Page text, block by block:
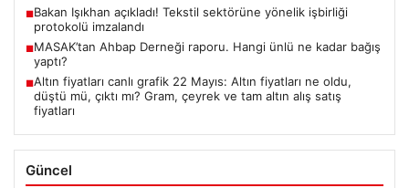
■Bakan Işıkhan açıkladı! Tekstil sektörüne yönelik işbirliği
protokolü imzalandı
■MASAK’tan Ahbap Derneği raporu. Hangi ünlü ne kadar bağış
yaptı?
■Altın fiyatları canlı grafik 22 Mayıs: Altın fiyatları ne oldu,
düştü mü, çıktı mı? Gram, çeyrek ve tam altın alış satış
fiyatları
Güncel